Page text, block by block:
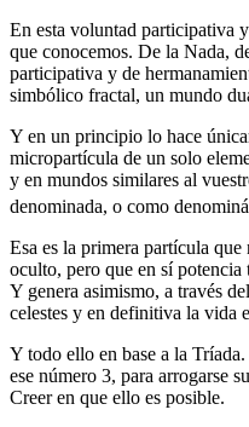
En esta voluntad participativa
que conocemos. De la Nada,
participativa y de
simbólico fractal, un mundo
Y en un principio lo hace
micropartícula de un solo
y en mundos similares al
denominada, o como
Esa es la primera partícula que
oculto, pero que en sí potencia
Y genera asimismo, a través
celestes y en definitiva la vida
Y todo ello en base a la
ese número 3, para arrogarse
Creer en que ello es posible.